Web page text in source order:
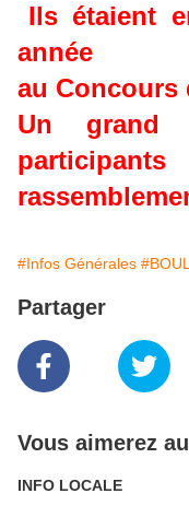
Ils étaient
année
au Concours
Un
#Infos Générales
Partager
Vous aimerez
INFO LOCALE